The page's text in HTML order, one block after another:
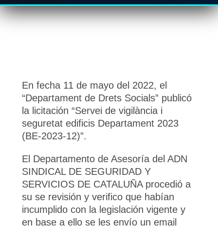
En fecha 11 de mayo del 2022, el
“Departament de Drets Socials” publicó
la licitación “Servei de vigilància i
seguretat edificis Departament 2023
(BE-2023-12)”.
El Departamento de Asesoría del ADN
SINDICAL DE SEGURIDAD Y
SERVICIOS DE CATALUÑA procedió a
su se revisión y verifico que habían
incumplido con la legislación vigente y
en base a ello se les envío un email